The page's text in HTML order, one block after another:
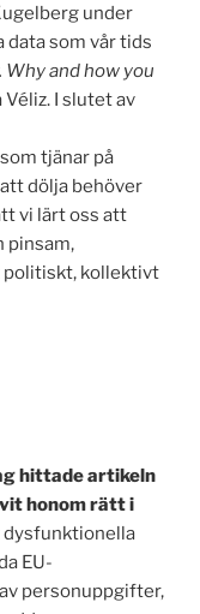
under
data som vår tids
Why and how you
Véliz. I slutet av
tjänar på
dölja behöver
vi lärt oss att
pinsam,
politiskt, kollektivt
hittade artikeln
honom rätt i
EU-
personuppgifter,